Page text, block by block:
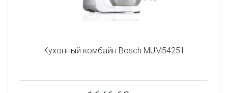
Кухонный комбайн Bosch MUM54251